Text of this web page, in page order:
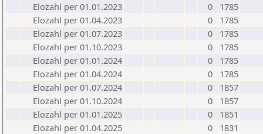
Elozahl per 01.01.2023
0
1785
Elozahl per 01.04.2023
0
1785
Elozahl per 01.07.2023
0
1785
Elozahl per 01.10.2023
0
1785
Elozahl per 01.01.2024
0
1785
Elozahl per 01.04.2024
0
1785
Elozahl per 01.07.2024
0
1857
Elozahl per 01.10.2024
0
1857
Elozahl per 01.01.2025
0
1851
Elozahl per 01.04.2025
0
1831